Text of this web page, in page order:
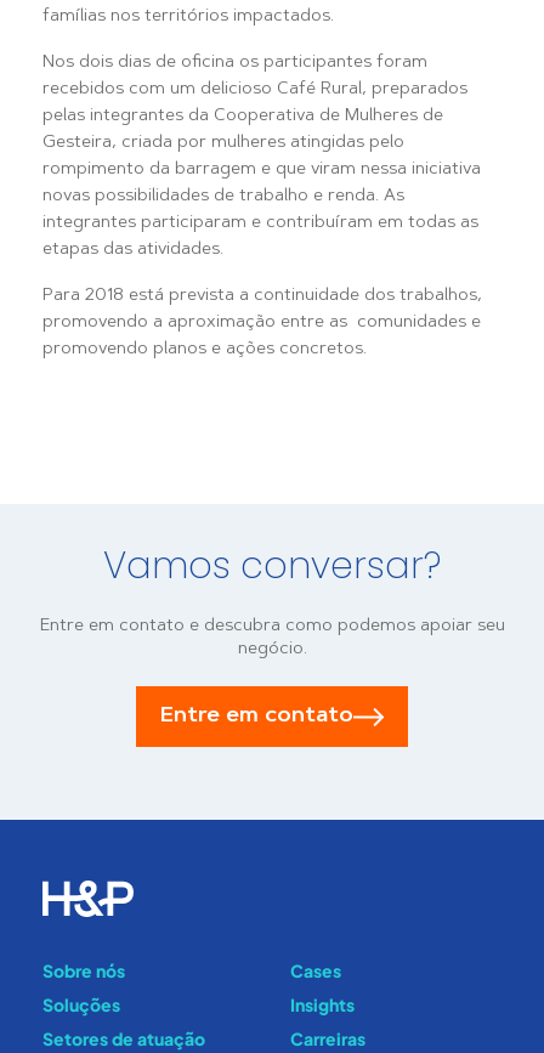
famílias nos territórios impactados.
Nos dois dias de oficina os participantes foram
recebidos com um delicioso Café Rural, preparados
pelas integrantes da Cooperativa de Mulheres de
Gesteira, criada por mulheres atingidas pelo
rompimento da barragem e que viram nessa iniciativa
novas possibilidades de trabalho e renda. As
integrantes participaram e contribuíram em todas as
etapas das atividades.
Para 2018 está prevista a continuidade dos trabalhos,
promovendo a aproximação entre as comunidades e
promovendo planos e ações concretos.
Vamos conversar?
Entre em contato e descubra como podemos apoiar seu
negócio.
Entre em contato
Sobre nós
Soluções
Setores de atuação
Cases
Insights
Carreiras